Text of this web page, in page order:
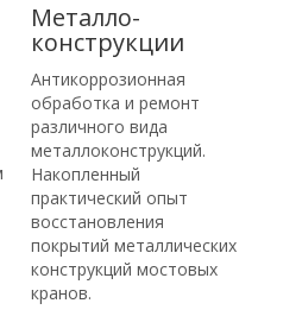
Металло­
конструкции
Антикоррозионная
обработка и ремонт
различного вида
металлоконструкций.
Накопленный
практический опыт
восстановления
покрытий металлических
конструкций мостовых
кранов.